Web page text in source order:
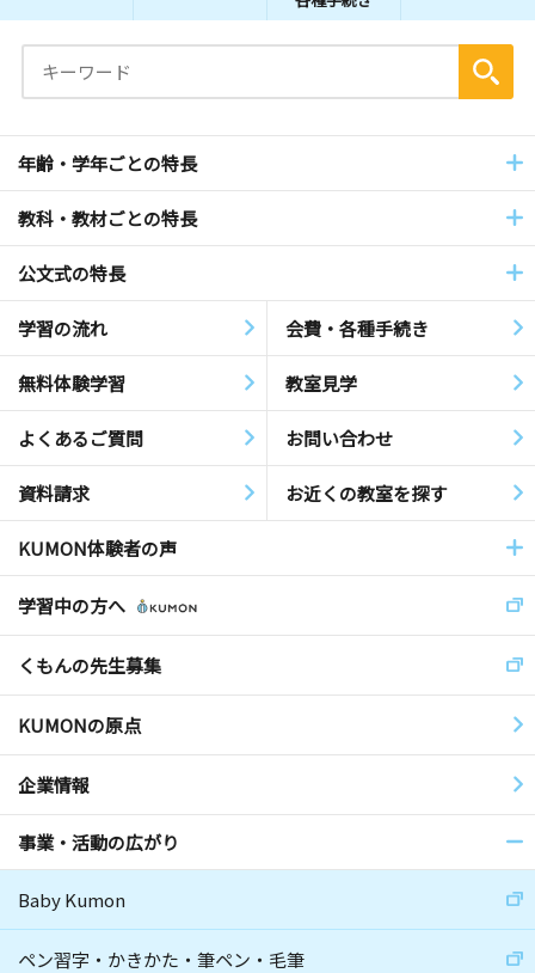
年齢・学年ごとの特長
教科・教材ごとの特長
公文式の特長
学習の流れ 会費・各種手続き
無料体験学習 教室見学
よくあるご質問 お問い合わせ
資料請求 お近くの教室を探す
KUMON体験者の声
学習中の方へ
くもんの先生募集
KUMONの原点
企業情報
事業・活動の広がり
Baby Kumon
ペン習字・かきかた・筆ペン・毛筆